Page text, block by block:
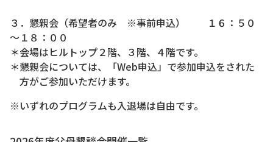
３．懇親会（希望者のみ ※事前申込） １６：５０
～１８：００
＊会場はヒルトップ２階、３階、４階です。
＊懇親会については、「Web申込」で参加申込をされた
方がご参加いただけます。
※いずれのプログラムも入退場は自由です。